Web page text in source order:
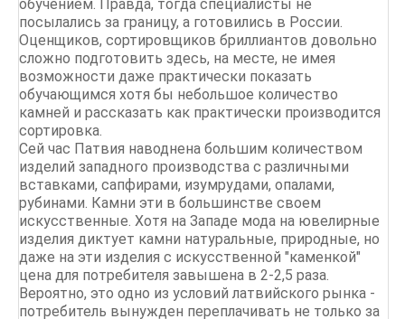
обучением. Правда, тогда специалисты не
посылались за границу, а готовились в России.
Оценщиков, сортировщиков бриллиантов довольно
сложно подготовить здесь, на месте, не имея
возможности даже практически показать
обучающимся хотя бы небольшое количество
камней и рассказать как практически производится
сортировка.
Сей час Патвия наводнена большим количеством
изделий западного производства с различными
вставками, сапфирами, изумрудами, опалами,
рубинами. Камни эти в большинстве своем
искусственные. Хотя на Западе мода на ювелирные
изделия диктует камни натуральные, природные, но
даже на эти изделия с искусственной "каменкой"
цена для потребителя завышена в 2-2,5 раза.
Вероятно, это одно из условий латвийского рынка -
потребитель вынужден переплачивать не только за